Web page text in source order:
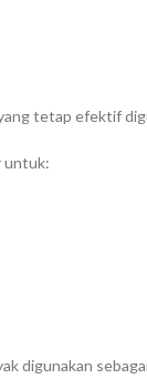
tetap efektif
untuk:
digunakan